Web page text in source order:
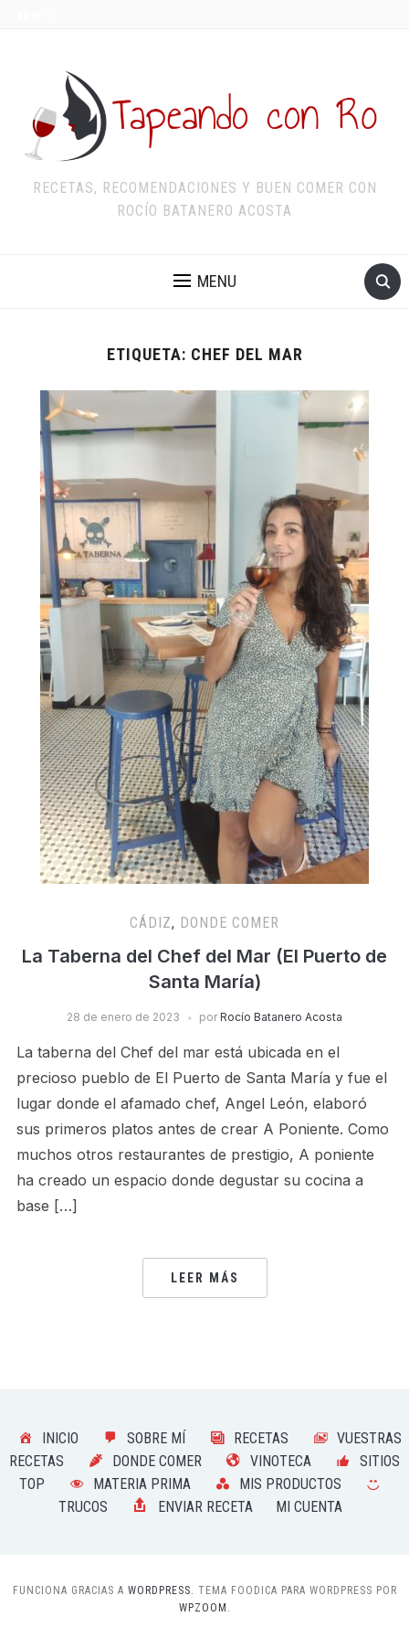
RECETAS, RECOMENDACIONES Y BUEN COMER CON
ROCÍO BATANERO ACOSTA
MENU
ETIQUETA: CHEF DEL MAR
CÁDIZ, DONDE COMER
La Taberna del Chef del Mar (El Puerto de
Santa María)
28 de enero de 2023 por Rocío Batanero Acosta
La taberna del Chef del mar está ubicada en el
precioso pueblo de El Puerto de Santa María y fue el
lugar donde el afamado chef, Angel León, elaboró
sus primeros platos antes de crear A Poniente. Como
muchos otros restaurantes de prestigio, A poniente
ha creado un espacio donde degustar su cocina a
base […]
LEER MÁS
INICIO SOBRE MÍ RECETAS
VUESTRAS
RECETAS
DONDE COMER VINOTECA
SITIOS
TOP
MATERIA PRIMA
MIS PRODUCTOS
TRUCOS
ENVIAR RECETA MI CUENTA
FUNCIONA GRACIAS A WORDPRESS. TEMA FOODICA PARA WORDPRESS POR
WPZOOM.